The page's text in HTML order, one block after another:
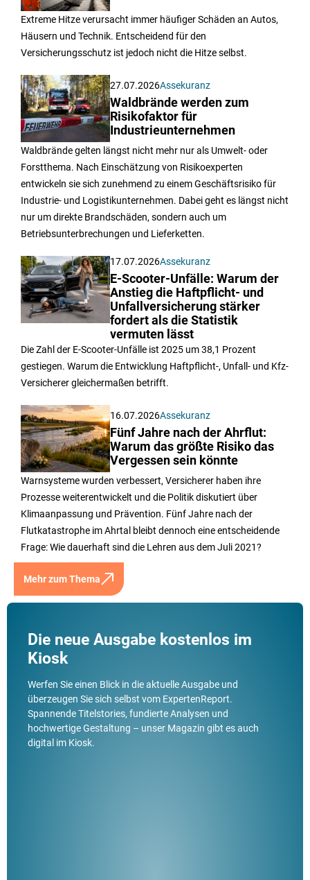
Extreme Hitze verursacht immer häufiger Schäden an Autos,
Häusern und Technik. Entscheidend für den
Versicherungsschutz ist jedoch nicht die Hitze selbst.
27.07.2026Assekuranz
Waldbrände werden zum
Risikofaktor für
Industrieunternehmen
Waldbrände gelten längst nicht mehr nur als Umwelt- oder
Forstthema. Nach Einschätzung von Risikoexperten
entwickeln sie sich zunehmend zu einem Geschäftsrisiko für
Industrie- und Logistikunternehmen. Dabei geht es längst nicht
nur um direkte Brandschäden, sondern auch um
Betriebsunterbrechungen und Lieferketten.
17.07.2026Assekuranz
E-Scooter-Unfälle: Warum der
Anstieg die Haftpflicht- und
Unfallversicherung stärker
fordert als die Statistik
vermuten lässt
Die Zahl der E-Scooter-Unfälle ist 2025 um 38,1 Prozent
gestiegen. Warum die Entwicklung Haftpflicht-, Unfall- und Kfz-
Versicherer gleichermaßen betrifft.
16.07.2026Assekuranz
Fünf Jahre nach der Ahrflut:
Warum das größte Risiko das
Vergessen sein könnte
Warnsysteme wurden verbessert, Versicherer haben ihre
Prozesse weiterentwickelt und die Politik diskutiert über
Klimaanpassung und Prävention. Fünf Jahre nach der
Flutkatastrophe im Ahrtal bleibt dennoch eine entscheidende
Frage: Wie dauerhaft sind die Lehren aus dem Juli 2021?
Mehr zum Thema
Die neue Ausgabe kostenlos im
Kiosk
Werfen Sie einen Blick in die aktuelle Ausgabe und
überzeugen Sie sich selbst vom ExpertenReport.
Spannende Titelstories, fundierte Analysen und
hochwertige Gestaltung – unser Magazin gibt es auch
digital im Kiosk.